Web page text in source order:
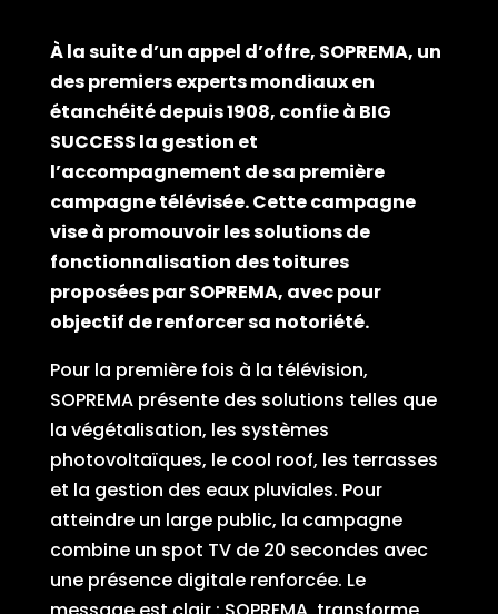
À la suite d’un appel d’offre, SOPREMA, un
des premiers experts mondiaux en
étanchéité depuis 1908, confie à BIG
SUCCESS la gestion et
l’accompagnement de sa première
campagne télévisée. Cette campagne
vise à promouvoir les solutions de
fonctionnalisation des toitures
proposées par SOPREMA, avec pour
objectif de renforcer sa notoriété.
Pour la première fois à la télévision,
SOPREMA présente des solutions telles que
la végétalisation, les systèmes
photovoltaïques, le cool roof, les terrasses
et la gestion des eaux pluviales. Pour
atteindre un large public, la campagne
combine un spot TV de 20 secondes avec
une présence digitale renforcée. Le